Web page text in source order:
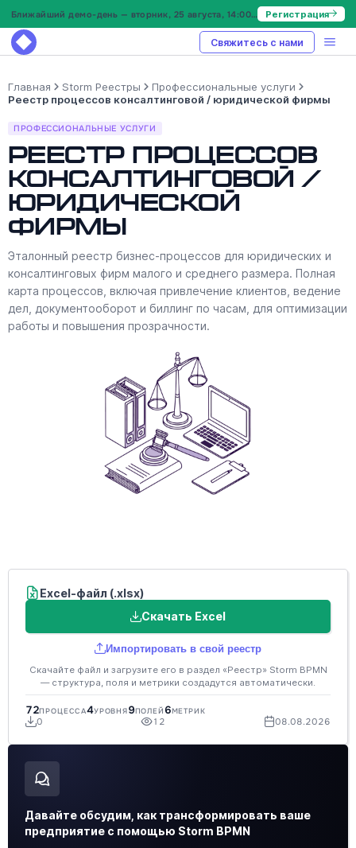
Ближайший демо-день — вторник, 25 августа, 14:00 МСК Регистрация
Свяжитесь с нами
Главная Storm Реестры
Профессиональные услуги
Реестр процессов консалтинговой / юридической фирмы
ПРОФЕССИОНАЛЬНЫЕ УСЛУГИ
Реестр процессов
консалтинговой /
юридической
фирмы
Эталонный реестр бизнес-процессов для юридических и
консалтинговых фирм малого и среднего размера. Полная
карта процессов, включая привлечение клиентов, ведение
дел, документооборот и биллинг по часам, для оптимизации
работы и повышения прозрачности.
Excel-файл (.xlsx)
Скачать Excel
Импортировать в свой реестр
Скачайте файл и загрузите его в раздел «Реестр» Storm BPMN
— структура, поля и метрики создадутся автоматически.
72ПРОЦЕССА4УРОВНЯ9ПОЛЕЙ6МЕТРИК
0 12 08.08.2026
Давайте обсудим, как трансформировать ваше
предприятие с помощью Storm BPMN